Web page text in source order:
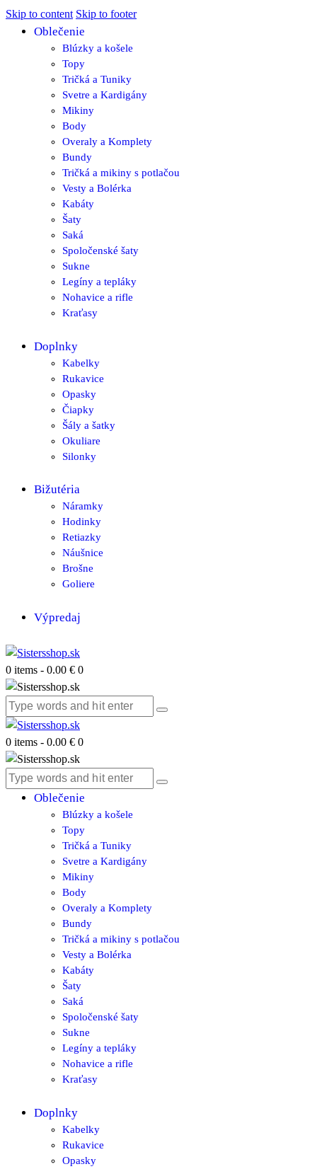
Skip to content Skip to footer
Oblečenie
Blúzky a košele
Topy
Tričká a Tuniky
Svetre a Kardigány
Mikiny
Body
Overaly a Komplety
Bundy
Tričká a mikiny s potlačou
Vesty a Bolérka
Kabáty
Šaty
Saká
Spoločenské šaty
Sukne
Legíny a tepláky
Nohavice a rifle
Kraťasy
Doplnky
Kabelky
Rukavice
Opasky
Čiapky
Šály a šatky
Okuliare
Silonky
Bižutéria
Náramky
Hodinky
Retiazky
Náušnice
Brošne
Goliere
Výpredaj
0 items - 0.00 € 0
0 items - 0.00 € 0
Oblečenie
Blúzky a košele
Topy
Tričká a Tuniky
Svetre a Kardigány
Mikiny
Body
Overaly a Komplety
Bundy
Tričká a mikiny s potlačou
Vesty a Bolérka
Kabáty
Šaty
Saká
Spoločenské šaty
Sukne
Legíny a tepláky
Nohavice a rifle
Kraťasy
Doplnky
Kabelky
Rukavice
Opasky